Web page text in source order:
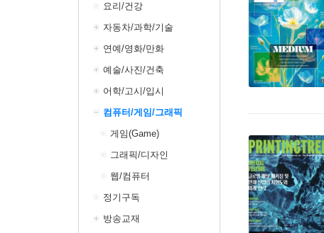
요리/건강
자동차/과학/기술
연예/영화/만화
예술/사진/건축
어학/고시/입시
컴퓨터/게임/그래픽
게임(Game)
그래픽/디자인
웹/컴퓨터
정기구독
방송교재